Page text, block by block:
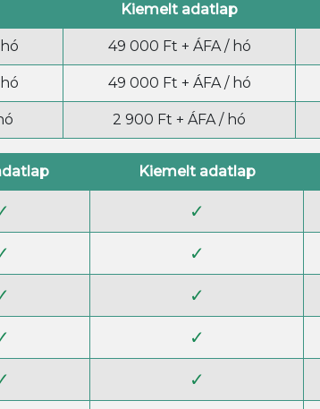
Kiemelt adatlap
49 000 Ft + ÁFA / hó
49 000 Ft + ÁFA / hó
2 900 Ft + ÁFA / hó
Kiemelt adatlap
✓
✓
✓
✓
✓